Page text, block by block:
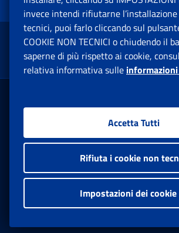
Torna su
Pensione e Previdenza
Lavoro
Sostegni, Sussidi e Indennità
Imprese e Liberi Professionisti
invece intendi rifiutarne
tecnici, puoi farlo cliccando sul
COOKIE NON TECNICI o chiudendo il
saperne di più rispetto ai cookie,
relativa informativa sulle
Accetta Tutti
Rifiuta i cookie non
Impostazioni dei cookie